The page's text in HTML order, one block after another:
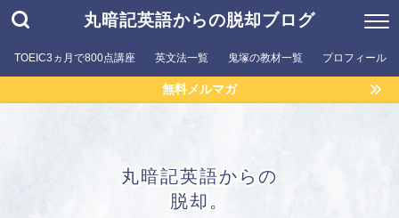
丸暗記英語からの脱却ブログ
TOEIC3ヵ月で800点講座 英文法一覧 鬼塚の教材一覧 プロフィール
無料メルマガ
丸暗記英語からの
脱却。